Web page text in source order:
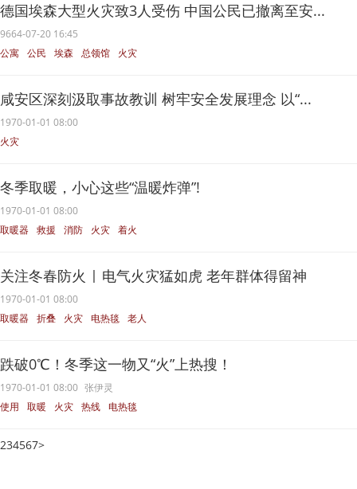
德国埃森大型火灾致3人受伤 中国公民已撤离至安...
9664-07-20 16:45
公寓 公民 埃森 总领馆 火灾
咸安区深刻汲取事故教训 树牢安全发展理念 以“...
1970-01-01 08:00
火灾
冬季取暖，小心这些“温暖炸弹”!
1970-01-01 08:00
取暖器 救援 消防 火灾 着火
关注冬春防火 | 电气火灾猛如虎 老年群体得留神
1970-01-01 08:00
取暖器 折叠 火灾 电热毯 老人
跌破0℃！冬季这一物又“火”上热搜！
1970-01-01 08:00 张伊灵
使用
取暖 火灾 热线 电热毯
234567>